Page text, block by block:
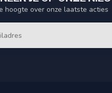
hoogte over onze laatste acties